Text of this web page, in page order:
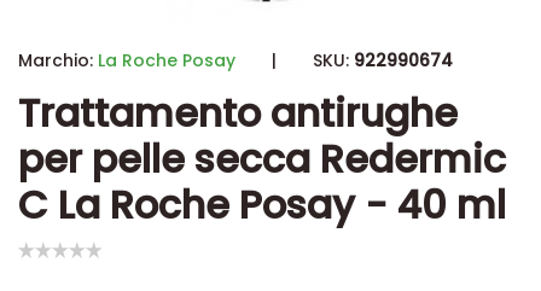
Marchio: La Roche Posay | SKU: 922990674
Trattamento antirughe
per pelle secca Redermic
C La Roche Posay - 40 ml